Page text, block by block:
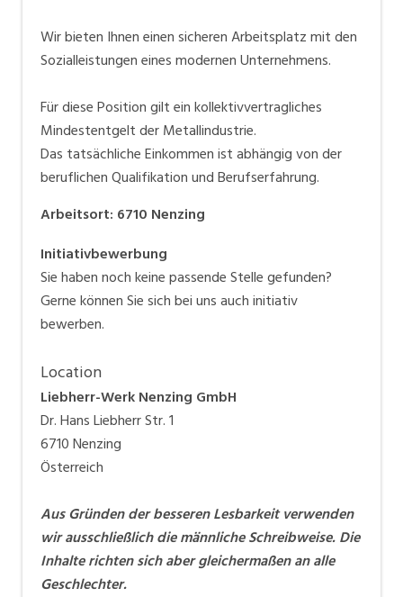
Wir bieten Ihnen einen sicheren Arbeitsplatz mit den
Sozialleistungen eines modernen Unternehmens.
Für diese Position gilt ein kollektivvertragliches
Mindestentgelt der Metallindustrie.
Das tatsächliche Einkommen ist abhängig von der
beruflichen Qualifikation und Berufserfahrung.
Arbeitsort: 6710 Nenzing
Initiativbewerbung
Sie haben noch keine passende Stelle gefunden?
Gerne können Sie sich bei uns auch initiativ
bewerben.
Location
Liebherr-Werk Nenzing GmbH
Dr. Hans Liebherr Str. 1
6710 Nenzing
Österreich
Aus Gründen der besseren Lesbarkeit verwenden
wir ausschließlich die männliche Schreibweise. Die
Inhalte richten sich aber gleichermaßen an alle
Geschlechter.